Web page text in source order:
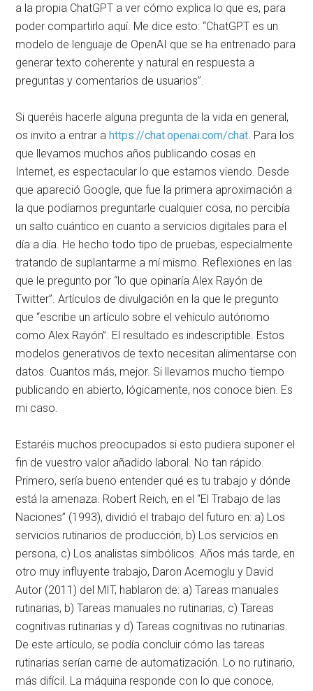
a la propia ChatGPT a ver cómo explica lo que es, para
poder compartirlo aquí. Me dice esto: “ChatGPT es un
modelo de lenguaje de OpenAI que se ha entrenado para
generar texto coherente y natural en respuesta a
preguntas y comentarios de usuarios”.
Si queréis hacerle alguna pregunta de la vida en general,
os invito a entrar ahttps://chat.openai.com/chat . Para los
que llevamos muchos años publicando cosas en
Internet, es espectacular lo que estamos viendo. Desde
que apareció Google, que fue la primera aproximación a
la que podíamos preguntarle cualquier cosa, no percibía
un salto cuántico en cuanto a servicios digitales para el
día a día. He hecho todo tipo de pruebas, especialmente
tratando de suplantarme a mí mismo. Reflexiones en las
que le pregunto por “lo que opinaría Alex Rayón de
Twitter”. Artículos de divulgación en la que le pregunto
que “escribe un artículo sobre el vehículo autónomo
como Alex Rayón”. El resultado es indescriptible. Estos
modelos generativos de texto necesitan alimentarse con
datos. Cuantos más, mejor. Si llevamos mucho tiempo
publicando en abierto, lógicamente, nos conoce bien. Es
mi caso.
Estaréis muchos preocupados si esto pudiera suponer el
fin de vuestro valor añadido laboral. No tan rápido.
Primero, sería bueno entender qué es tu trabajo y dónde
está la amenaza. Robert Reich, en el “El Trabajo de las
Naciones” (1993), dividió el trabajo del futuro en: a) Los
servicios rutinarios de producción, b) Los servicios en
persona, c) Los analistas simbólicos. Años más tarde, en
otro muy influyente trabajo, Daron Acemoglu y David
Autor (2011) del MIT, hablaron de: a) Tareas manuales
rutinarias, b) Tareas manuales no rutinarias, c) Tareas
cognitivas rutinarias y d) Tareas cognitivas no rutinarias.
De este artículo, se podía concluir cómo las tareas
rutinarias serían carne de automatización. Lo no rutinario,
más difícil. La máquina responde con lo que conoce,